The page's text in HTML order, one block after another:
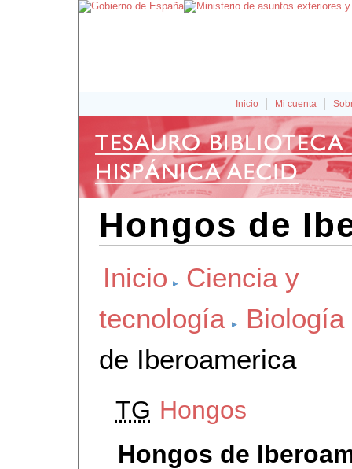
Inicio Mi cuenta
Hongos de
Inicio
Ciencia y
tecnología
Biología
de Iberoamerica
TG Hongos
Hongos de